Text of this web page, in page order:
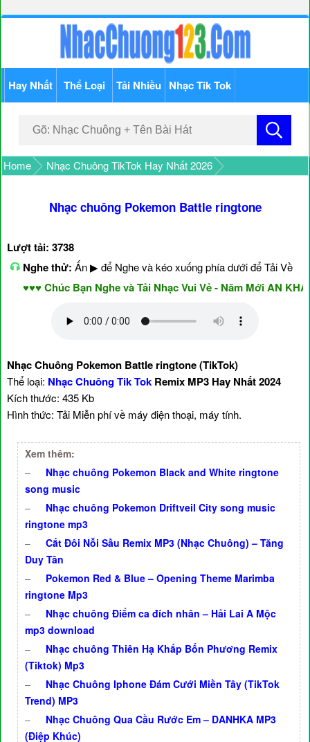
Hay Nhất Thể Loại Tải Nhiều Nhạc Tik Tok
Home Nhạc Chuông TikTok Hay Nhất 2026
Nhạc chuông Pokemon Battle ringtone
Lượt tải: 3738
Nghe thử: Ấn ▶ để Nghe và kéo xuống phía dưới để Tải Về
♥♥♥ Chúc Bạn Nghe và Tải Nhạc Vui Vẻ - Năm Mới AN
Nhạc Chuông Pokemon Battle ringtone (TikTok)
Thể loại: Nhạc Chuông Tik Tok Remix MP3 Hay Nhất 2024
Kích thước: 435 Kb
Hình thức: Tải Miễn phí về máy điện thoại, máy tính.
Xem thêm:
–
Nhạc chuông Pokemon Black and White ringtone
song music
–
Nhạc chuông Pokemon Driftveil City song music
ringtone mp3
–
Cắt Đôi Nỗi Sầu Remix MP3 (Nhạc Chuông) – Tăng
Duy Tân
–
Pokemon Red & Blue – Opening Theme Marimba
ringtone Mp3
–
Nhạc chuông Điểm ca đích nhân – Hải Lai A Mộc
mp3 download
–
Nhạc chuông Thiên Hạ Khắp Bốn Phương Remix
(Tiktok) Mp3
–
Nhạc Chuông Iphone Đám Cưới Miền Tây (TikTok
Trend) MP3
–
Nhạc Chuông Qua Cầu Rước Em – DANHKA MP3
(Điệp Khúc)